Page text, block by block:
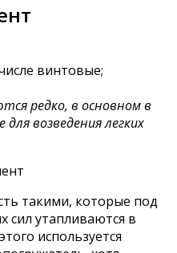
винтовые;
редко, в основном в
возведения легких
такими, которые под
сил утапливаются в
используется